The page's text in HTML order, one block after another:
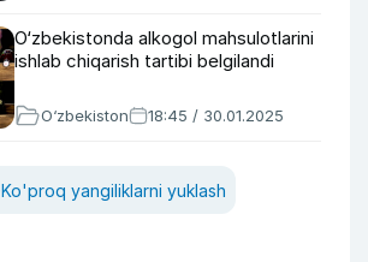
O‘zbekistonda alkogol mahsulotlarini
ishlab chiqarish tartibi belgilandi
O‘zbekiston 18:45 / 30.01.2025
Ko'proq yangiliklarni yuklash